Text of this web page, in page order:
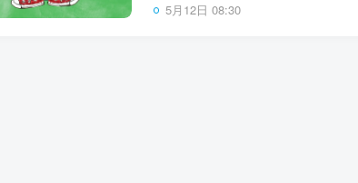
5月12日 08:30